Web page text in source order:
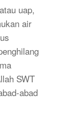
uap,
air
SWT
abad